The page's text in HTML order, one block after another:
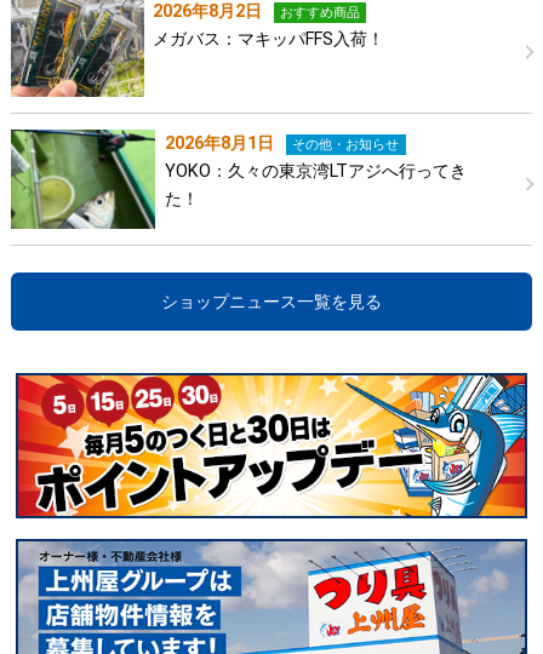
2026年8月2日 おすすめ商品
メガバス：マキッパFFS入荷！
2026年8月1日 その他・お知らせ
YOKO：久々の東京湾LTアジへ行ってき
た！
ショップニュース一覧を見る